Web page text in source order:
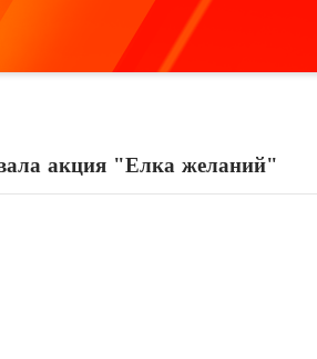
акция "Елка желаний"